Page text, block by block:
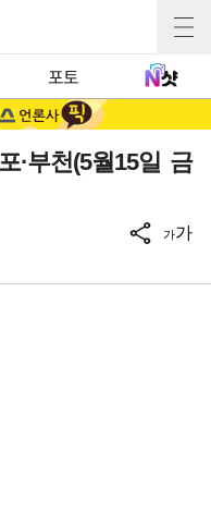
포토
·부천(5월15일 금
가가